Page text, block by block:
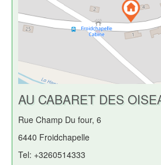
AU CABARET DES
Rue Champ Du four, 6
6440 Froidchapelle
Tel: +3260514333